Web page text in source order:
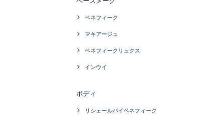
ベネフィーク
マキアージュ
ベネフィークリュクス
インウイ
ボディ
リシェールバイベネフィーク